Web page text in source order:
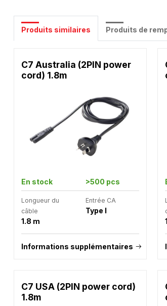
Produits similaires Produits de
C7 Australia (2PIN power
cord) 1.8m
En stock >500 pcs
Longueur du
câble
1.8 m
Entrée CA
Type I
Informations supplémentaires
C7 USA (2PIN power cord)
1.8m